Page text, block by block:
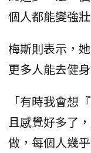
個人都能變強壯
梅斯則表示，
更多人能去健
「有時我會想
且感覺好多了
做，每個人幾